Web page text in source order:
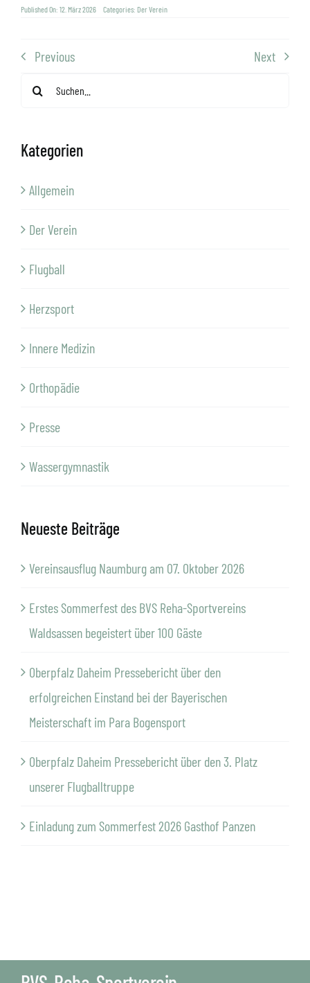
Published On: 12. März 2026 Categories: Der Verein
Previous
Next
Suche
Kategorien
Allgemein
Der Verein
Flugball
Herzsport
Innere Medizin
Orthopädie
Presse
Wassergymnastik
Neueste Beiträge
Vereinsausflug Naumburg am 07. Oktober 2026
Erstes Sommerfest des BVS Reha-Sportvereins
Waldsassen begeistert über 100 Gäste
Oberpfalz Daheim Pressebericht über den
erfolgreichen Einstand bei der Bayerischen
Meisterschaft im Para Bogensport
Oberpfalz Daheim Pressebericht über den 3. Platz
unserer Flugballtruppe
Einladung zum Sommerfest 2026 Gasthof Panzen